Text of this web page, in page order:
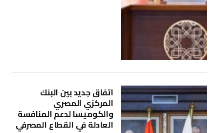
اتفاق جديد بين البنك
المركزي المصري
والكوميسا لدعم المنافسة
العادلة في القطاع المصرفي